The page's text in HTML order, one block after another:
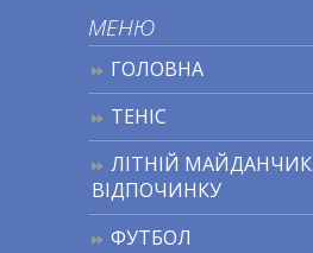
МЕНЮ
ГОЛОВНА
ТЕНІС
ЛІТНІЙ МАЙДАНЧИК
ВІДПОЧИНКУ
ФУТБОЛ